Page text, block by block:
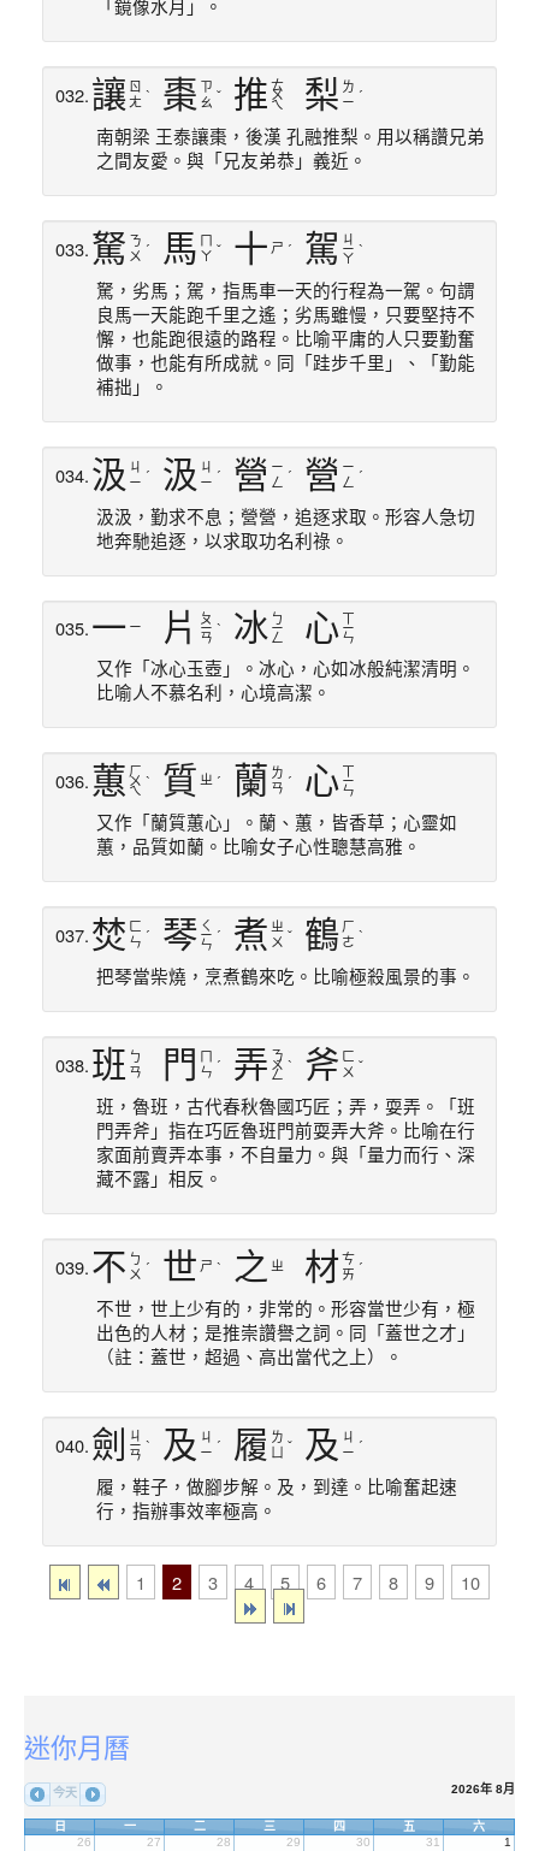
「鏡像水月」。
032.讓 ㄖ
ㄤ ˋ 棗
ㄗ
ㄠ ˇ 推 ㄊ
ㄨ
ㄟ 梨 ㄌ
ㄧ ˊ
南朝梁 王泰讓棗，後漢 孔融推梨。用以稱讚兄弟
之間友愛。與「兄友弟恭」義近。
033.駑 ㄋ
ㄨ ˊ 馬 ㄚ ˇ 十 ㄕ ˊ 駕 ㄐ
ㄧ
ㄚ
ˋ
駑，劣馬；駕，指馬車一天的行程為一駕。句謂
良馬一天能跑千里之遙；劣馬雖慢，只要堅持不
懈，也能跑很遠的路程。比喻平庸的人只要勤奮
做事，也能有所成就。同「跬步千里」、「勤能
補拙」。
034.汲 ㄐ
ㄧ ˊ 汲 ㄐ
ㄧ ˊ 營 ㄧ
ㄥ
ˊ 營 ㄧ
ㄥ
ˊ
汲汲，勤求不息；營營，追逐求取。形容人急切
地奔馳追逐，以求取功名利祿。
035.一 ㄧ 片 ㄆ
ㄧ
ㄢ
ˋ 冰 ㄅ
ㄧ
ㄥ 心 ㄧ
ㄣ
又作「冰心玉壺」。冰心，心如冰般純潔清明。
比喻人不慕名利，心境高潔。
036. 蕙 ㄏ
ㄨ
ㄟ
ˋ 質 ㄓ ˊ 蘭 ㄌ
ㄢ ˊ 心 ㄧ
ㄣ
又作「蘭質蕙心」。蘭、蕙，皆香草；心靈如
蕙，品質如蘭。比喻女子心性聰慧高雅。
037.焚 ㄈ
ㄣ ˊ 琴 ㄑ
ㄧ
ㄣ
ˊ 煮 ㄓ
ㄨ ˇ 鶴 ㄏ
ㄜ ˋ
把琴當柴燒，烹煮鶴來吃。比喻極殺風景的事。
038.班 ㄅ
ㄢ
門 ㄣ ˊ 弄 ㄋ
ㄨ
ㄥ
ˋ 斧 ㄈ
ㄨ ˇ
班，魯班，古代春秋魯國巧匠；弄，耍弄。「班
門弄斧」指在巧匠魯班門前耍弄大斧。比喻在行
家面前賣弄本事，不自量力。與「量力而行、深
藏不露」相反。
039.不 ㄅ
ㄨ ˊ 世 ㄕ ˋ 之 ㄓ 材 ㄘ
ㄞ ˊ
不世，世上少有的，非常的。形容當世少有，極
出色的人材；是推崇讚譽之詞。同「蓋世之才」
（註：蓋世，超過、高出當代之上）。
040.劍 ㄐ
ㄧ
ㄢ
ˋ 及 ㄐ
ㄧ ˊ 履 ㄌ
ˇ 及 ㄐ
ㄧ ˊ
履，鞋子，做腳步解。及，到達。比喻奮起速
行，指辦事效率極高。
1 2 3 4 5 6 7 8 9 10
迷你月曆
今天 2026年 8月
日 一 二 三 四 五
六
26
27 28 29 30 31 1